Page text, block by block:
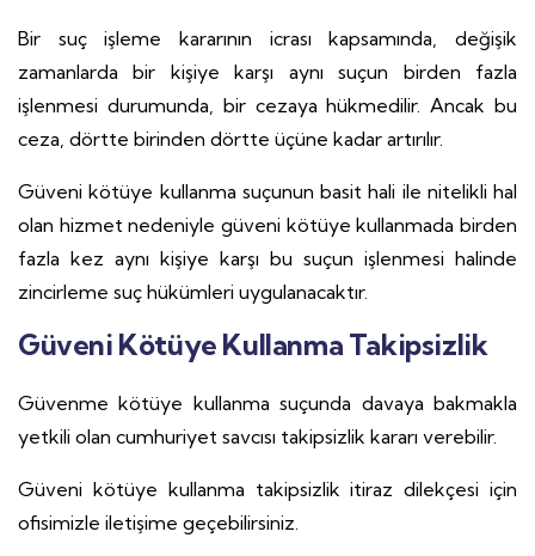
Bir suç işleme kararının icrası kapsamında, değişik
zamanlarda bir kişiye karşı aynı suçun birden fazla
işlenmesi durumunda, bir cezaya hükmedilir. Ancak bu
ceza, dörtte birinden dörtte üçüne kadar artırılır.
Güveni kötüye kullanma suçunun basit hali ile nitelikli hal
olan hizmet nedeniyle güveni kötüye kullanmada birden
fazla kez aynı kişiye karşı bu suçun işlenmesi halinde
zincirleme suç hükümleri uygulanacaktır.
Güveni Kötüye Kullanma Takipsizlik
Güvenme kötüye kullanma suçunda davaya bakmakla
yetkili olan cumhuriyet savcısı takipsizlik kararı verebilir.
Güveni kötüye kullanma takipsizlik itiraz dilekçesi için
ofisimizle iletişime geçebilirsiniz.